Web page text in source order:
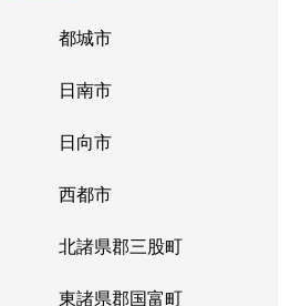
2,000万円
2,800万円
820万円
800万円
370万円 五十市
都城市
日南市
日向市
西都市
北諸県郡三股町
東諸県郡国富町